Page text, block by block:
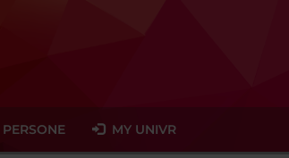
PERSONE MY UNIVR